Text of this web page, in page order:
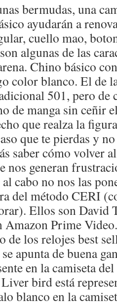
bermudas, una
ayudarán a
cuello mao,
algunas de las
Chino básico
color blanco. El de
501, pero de
de manga sin ceñir
que realza la
que te pierdas y
saber cómo volver
nos generan
cabo no nos las
del método CERI
Ellos son David
Amazon Prime
de los relojes best
apunta de buena
en la camiseta
bird está
blanco en la